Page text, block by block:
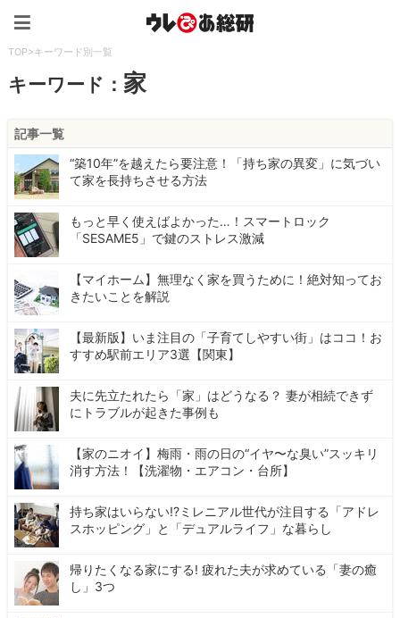
TOP>キーワード別一覧
キーワード：家
記事一覧
“築10年”を越えたら要注意！「持ち家の異変」に気づい
て家を長持ちさせる方法
もっと早く使えばよかった…！スマートロック
「SESAME5」で鍵のストレス激減
【マイホーム】無理なく家を買うために！絶対知ってお
きたいことを解説
【最新版】いま注目の「子育てしやすい街」はココ！お
すすめ駅前エリア3選【関東】
夫に先立たれたら「家」はどうなる？ 妻が相続できず
にトラブルが起きた事例も
【家のニオイ】梅雨・雨の日の“イヤ〜な臭い”スッキリ
消す方法！【洗濯物・エアコン・台所】
持ち家はいらない!?ミレニアル世代が注目する「アドレ
スホッピング」と「デュアルライフ」な暮らし
帰りたくなる家にする! 疲れた夫が求めている「妻の癒
し」3つ